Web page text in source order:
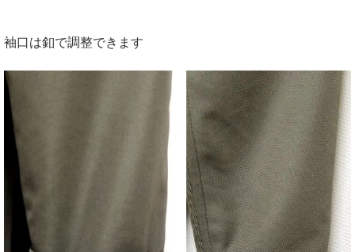
袖口は釦で調整できます